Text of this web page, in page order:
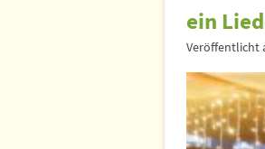
ein
Veröffentlicht